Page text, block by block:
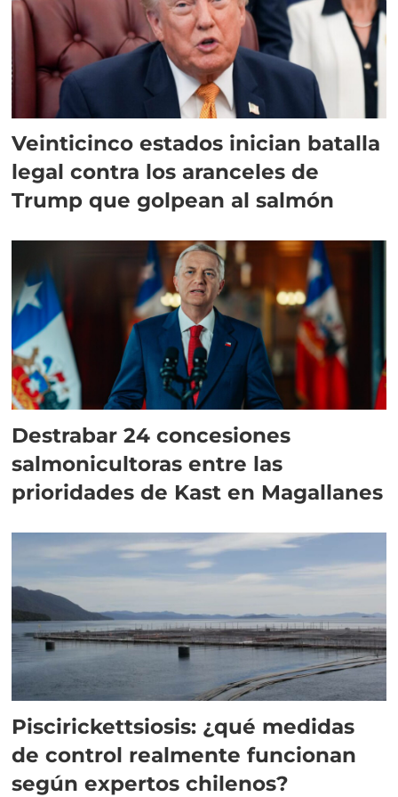
Veinticinco estados inician batalla
legal contra los aranceles de
Trump que golpean al salmón
Destrabar 24 concesiones
salmonicultoras entre las
prioridades de Kast en Magallanes
Piscirickettsiosis: ¿qué medidas
de control realmente funcionan
según expertos chilenos?